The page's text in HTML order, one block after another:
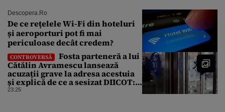
Descopera.ro
De ce rețelele Wi-Fi din hoteluri
și aeroporturi pot fi mai
periculoase decât credem?
CONTROVERSĂ
Fosta parteneră a lui
Cătălin Avramescu lansează
acuzații grave la adresa acestuia
și explică de ce a sesizat DIICOT:
„Făcea baie complet dezbrăcat cu
23:25